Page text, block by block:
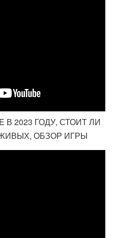
В 2023 ГОДУ, СТОИТ ЛИ
ОБЗОР ИГРЫ